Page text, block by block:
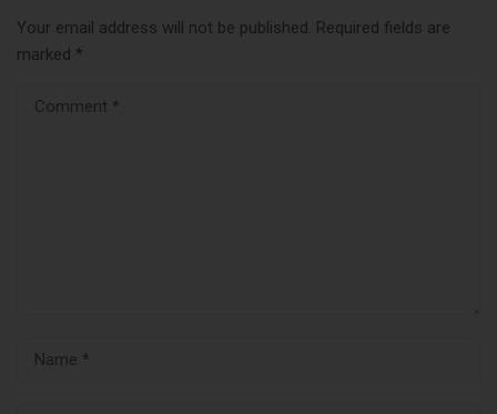
Your email address will not be published. Required fields are
marked *